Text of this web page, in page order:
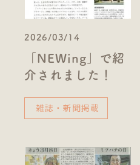
2026/03/14
「NEWing」で紹
介されました！
雑誌・新聞掲載